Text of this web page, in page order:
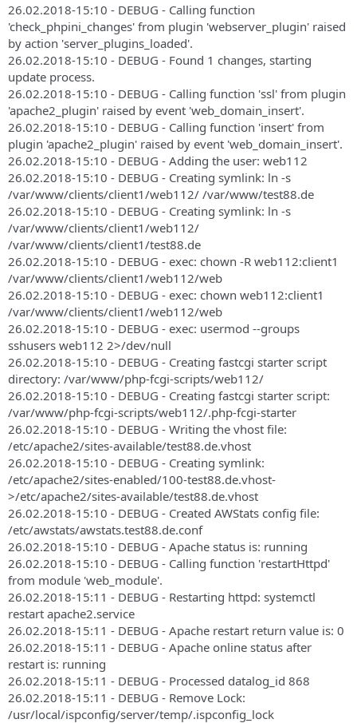
26.02.2018-15:10 - DEBUG - Calling function
'check_phpini_changes' from plugin 'webserver_plugin' raised
by action 'server_plugins_loaded'.
26.02.2018-15:10 - DEBUG - Found 1 changes, starting
update process.
26.02.2018-15:10 - DEBUG - Calling function 'ssl' from plugin
'apache2_plugin' raised by event 'web_domain_insert'.
26.02.2018-15:10 - DEBUG - Calling function 'insert' from
plugin 'apache2_plugin' raised by event 'web_domain_insert'.
26.02.2018-15:10 - DEBUG - Adding the user: web112
26.02.2018-15:10 - DEBUG - Creating symlink: ln -s
/var/www/clients/client1/web112/ /var/www/test88.de
26.02.2018-15:10 - DEBUG - Creating symlink: ln -s
/var/www/clients/client1/web112/
/var/www/clients/client1/test88.de
26.02.2018-15:10 - DEBUG - exec: chown -R web112:client1
/var/www/clients/client1/web112/web
26.02.2018-15:10 - DEBUG - exec: chown web112:client1
/var/www/clients/client1/web112/web
26.02.2018-15:10 - DEBUG - exec: usermod --groups
sshusers web112 2>/dev/null
26.02.2018-15:10 - DEBUG - Creating fastcgi starter script
directory: /var/www/php-fcgi-scripts/web112/
26.02.2018-15:10 - DEBUG - Creating fastcgi starter script:
/var/www/php-fcgi-scripts/web112/.php-fcgi-starter
26.02.2018-15:10 - DEBUG - Writing the vhost file:
/etc/apache2/sites-available/test88.de.vhost
26.02.2018-15:10 - DEBUG - Creating symlink:
/etc/apache2/sites-enabled/100-test88.de.vhost-
>/etc/apache2/sites-available/test88.de.vhost
26.02.2018-15:10 - DEBUG - Created AWStats config file:
/etc/awstats/awstats.test88.de.conf
26.02.2018-15:10 - DEBUG - Apache status is: running
26.02.2018-15:10 - DEBUG - Calling function 'restartHttpd'
from module 'web_module'.
26.02.2018-15:11 - DEBUG - Restarting httpd: systemctl
restart apache2.service
26.02.2018-15:11 - DEBUG - Apache restart return value is: 0
26.02.2018-15:11 - DEBUG - Apache online status after
restart is: running
26.02.2018-15:11 - DEBUG - Processed datalog_id 868
26.02.2018-15:11 - DEBUG - Remove Lock:
/usr/local/ispconfig/server/temp/.ispconfig_lock